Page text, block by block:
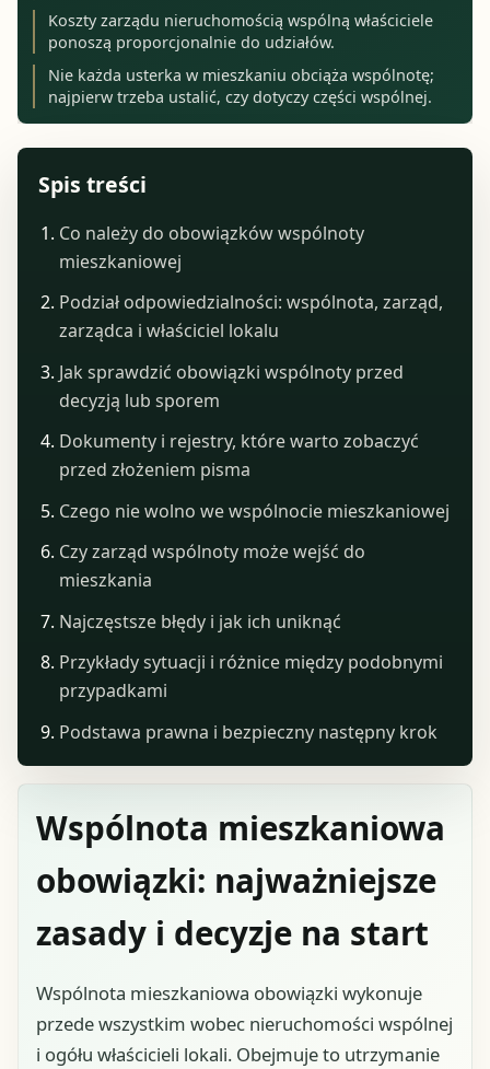
Koszty zarządu nieruchomością wspólną właściciele
ponoszą proporcjonalnie do udziałów.
Nie każda usterka w mieszkaniu obciąża wspólnotę;
najpierw trzeba ustalić, czy dotyczy części wspólnej.
Wspólnota mieszkaniowa
obowiązki: najważniejsze
zasady i decyzje na start
Wspólnota mieszkaniowa obowiązki wykonuje
przede wszystkim wobec nieruchomości wspólnej
i ogółu właścicieli lokali. Obejmuje to utrzymanie
Spis treści
Co należy do obowiązków wspólnoty
mieszkaniowej
Podział odpowiedzialności: wspólnota, zarząd,
zarządca i właściciel lokalu
Jak sprawdzić obowiązki wspólnoty przed
decyzją lub sporem
Dokumenty i rejestry, które warto zobaczyć
przed złożeniem pisma
Czego nie wolno we wspólnocie mieszkaniowej
Czy zarząd wspólnoty może wejść do
mieszkania
Najczęstsze błędy i jak ich uniknąć
Przykłady sytuacji i różnice między podobnymi
przypadkami
Podstawa prawna i bezpieczny następny krok